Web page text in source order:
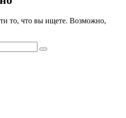
то, что вы ищете. Возможно,